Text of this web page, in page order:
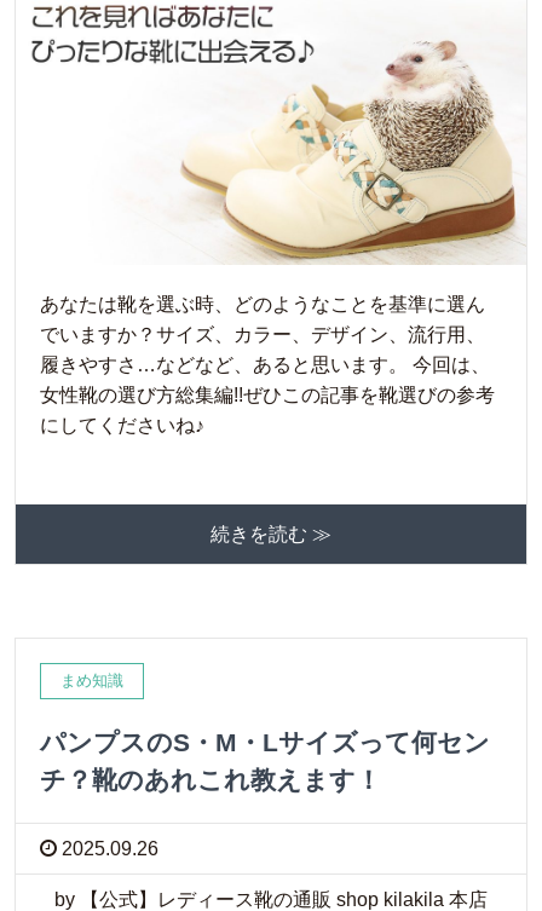
あなたは靴を選ぶ時、どのようなことを基準に選ん
でいますか？サイズ、カラー、デザイン、流行用、
履きやすさ…などなど、あると思います。 今回は、
女性靴の選び方総集編!!ぜひこの記事を靴選びの参考
にしてくださいね♪
続きを読む ≫
まめ知識
パンプスのS・M・Lサイズって何セン
チ？靴のあれこれ教えます！
2025.09.26
by 【公式】レディース靴の通販 shop kilakila 本店